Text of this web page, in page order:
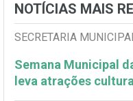
NOTÍCIAS MAIS
SECRETARIA
Semana Municipal
leva atrações